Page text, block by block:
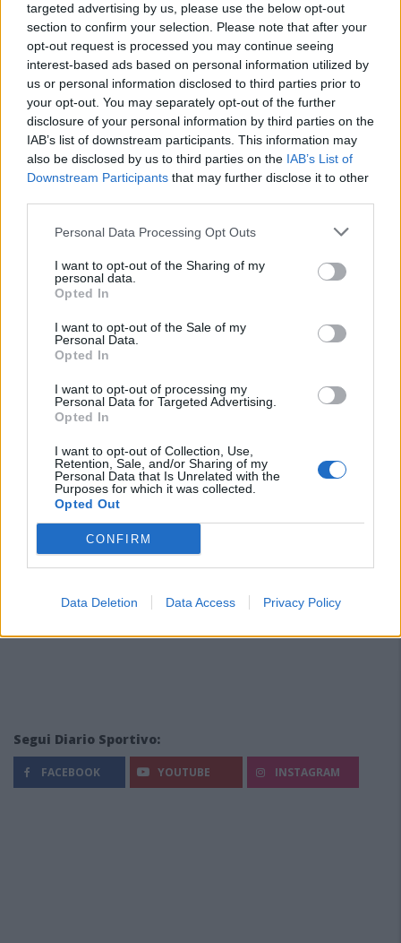
targeted advertising by us, please use the below opt-out
section to confirm your selection. Please note that after your
opt-out request is processed you may continue seeing
interest-based ads based on personal information utilized by
us or personal information disclosed to third parties prior to
your opt-out. You may separately opt-out of the further
disclosure of your personal information by third parties on the
IAB’s list of downstream participants. This information may
also be disclosed by us to third parties on the IAB’s List of
Downstream Participants that may further disclose it to other
Personal Data Processing Opt Outs
I want to opt-out of the Sharing of my
personal data.
Opted In
I want to opt-out of the Sale of my
Personal Data.
Opted In
I want to opt-out of processing my
Personal Data for Targeted Advertising.
Opted In
I want to opt-out of Collection, Use,
Retention, Sale, and/or Sharing of my
Personal Data that Is Unrelated with the
Purposes for which it was collected.
Opted Out
CONFIRM
Data Deletion Data Access Privacy Policy
Il Selargius rinforza il centrocampo con
Manuel Rinino e Samuele Vacca
6 Ago 2026
Il Buddusò in mani sicure con Mario Fadda, il
Monte Alma riparte da Ivano Falchi
5 Ago 2026
Le 5 sarde ancora nel girone G con 8 squadre
Venafro
6 Ago 2026
Anche il Fasano out e le ammissioni salgono
a sei, l'Ilva è la prima società tra le non
Coppa Italia: gli accoppiamenti dei 16esimi di
5 Ago 2026
Segui Diario Sportivo:
FACEBOOK YOUTUBE INSTAGRAM